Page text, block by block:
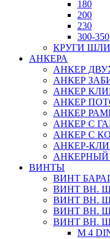
180
200
230
300-350
КРУГИ
АНКЕРА
АНКЕР
АНКЕР
АНКЕР
АНКЕР
АНКЕР
АНКЕР С
АНКЕР С
АНКЕР-
АНКЕРНЫЙ
ВИНТЫ
ВИНТ
ВИНТ ВН.
ВИНТ ВН.
ВИНТ ВН.
ВИНТ ВН.
М 4